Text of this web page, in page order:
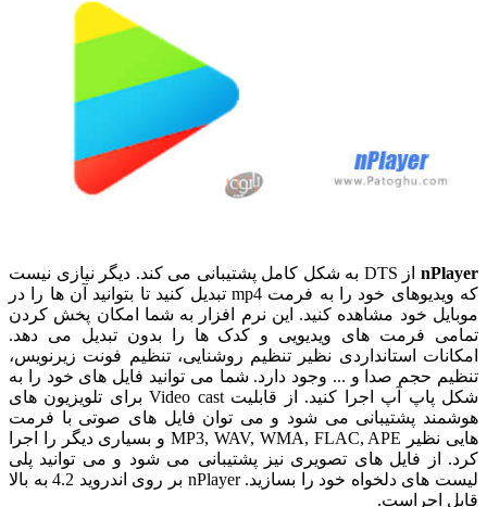
nPlayer
از DTS به شکل کامل پشتیبانی می کند. دیگر نیازی نیست
که ویدیوهای خود را به فرمت mp4 تبدیل کنید تا بتوانید آن ها را در
موبایل خود مشاهده کنید. این نرم افزار به شما امکان پخش کردن
تمامی فرمت های ویدیویی و کدک ها را بدون تبدیل می دهد.
امکانات استانداردی نظیر تنظیم روشنایی، تنظیم فونت زیرنویس،
تنظیم حجم صدا و ... وجود دارد. شما می توانید فایل های خود را به
شکل پاپ آپ اجرا کنید. از قابلیت Video cast برای تلویزیون های
هوشمند پشتیبانی می شود و می توان فایل های صوتی با فرمت
هایی نظیر MP3, WAV, WMA, FLAC, APE و بسیاری دیگر را اجرا
کرد. از فایل های تصویری نیز پشتیبانی می شود و می توانید پلی
لیست های دلخواه خود را بسازید. nPlayer بر روی اندروید 4.2 به بالا
قابل اجراست.